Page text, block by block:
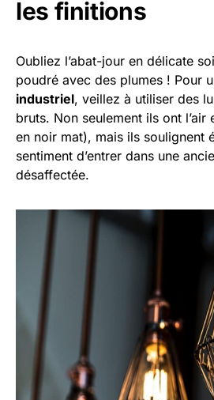
les finitions
Oubliez l’abat-jour en délicate
poudré avec des plumes ! Pour
industriel, veillez à utiliser des
bruts. Non seulement ils ont
en noir mat), mais ils soulignent
sentiment d’entrer dans une
désaffectée.